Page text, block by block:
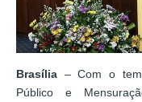
Brasília – Com o
Público e